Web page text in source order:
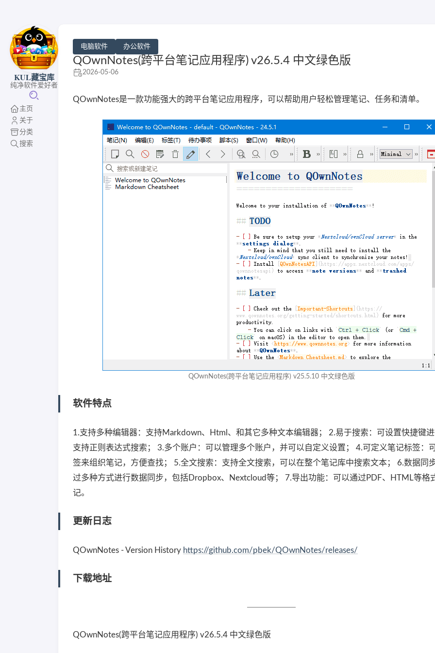
KUL藏宝库
纯净软件爱好者
主页
关于
分类
搜索
电脑软件 办公软件
QOwnNotes(跨平台笔记应用程序) v26.5.4 中文绿色版
2026-05-06
QOwnNotes是一款功能强大的跨平台笔记应用程序，可以帮助用户轻松管理笔记、任务和清单。
QOwnNotes(跨平台笔记应用程序) v25.5.10 中文绿色版
软件特点
1.支持多种编辑器：支持Markdown、Html、和其它多种文本编辑器； 2.易于搜索：可设置快捷键进
支持正则表达式搜索； 3.多个账户：可以管理多个账户，并可以自定义设置； 4.可定义笔记标签：
签来组织笔记，方便查找； 5.全文搜索：支持全文搜索，可以在整个笔记库中搜索文本； 6.数据同
过多种方式进行数据同步，包括Dropbox、Nextcloud等； 7.导出功能：可以通过PDF、HTML等格
记。
更新日志
QOwnNotes - Version History https://github.com/pbek/QOwnNotes/releases/
下载地址
QOwnNotes(跨平台笔记应用程序) v26.5.4 中文绿色版